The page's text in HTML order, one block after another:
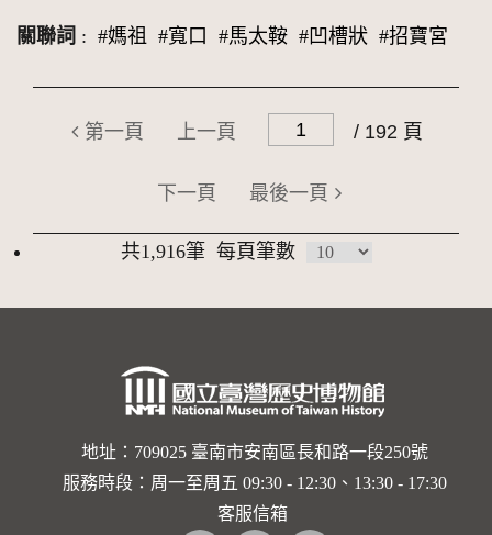
關聯詞 : #媽祖 #寬口 #馬太鞍 #凹槽狀 #招寶宮
第一頁 上一頁 / 192 頁
下一頁 最後一頁
共1,916筆 每頁筆數
地址：709025 臺南市安南區長和路一段250號
服務時段：周一至周五 09:30 - 12:30、13:30 - 17:30
客服信箱